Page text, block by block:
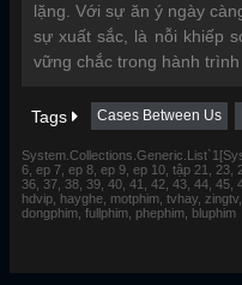
lặng. Với sự ăn ý ngày
sự xuất sắc, là nỗi khiếp
vững chắc trong hành trình
Tags Cases Between Us
6, ep 7, ep 8, ep 9, ep 10, tập 21, 23,
36, 37, 38, 39, 40, 41, 42, 43, 44, 45,
hdvip, hayghe, motphim, tvhay,
dongphim, fullphim, phephim, bluphim